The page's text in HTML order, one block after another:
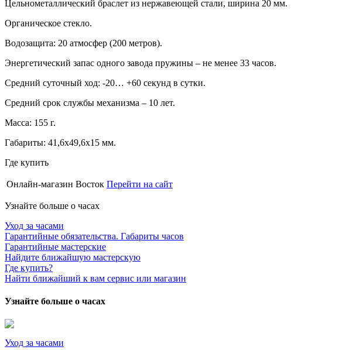
Цельнометаллический браслет из нержавеющей стали, ширина 20 мм.
Органическое стекло.
Водозащита: 20 атмосфер (200 метров).
Энергетический запас одного завода пружины – не менее 33 часов.
Средний суточный ход: -20… +60 секунд в сутки.
Средний срок службы механизма – 10 лет.
Масса: 155 г.
Габариты: 41,6х49,6х15 мм.
Где купить
Онлайн-магазин Восток Перейти на сайт
Узнайте больше о часах
Уход за часами
Гарантийные обязательства. Габариты часов
Гарантийные мастерские
Найдите ближайшую мастерскую
Где купить?
Найти ближайший к вам сервис или магазин
Узнайте больше о часах
Уход за часами